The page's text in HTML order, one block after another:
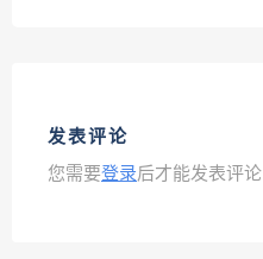
发表评论
您需要登录后才能发表评论